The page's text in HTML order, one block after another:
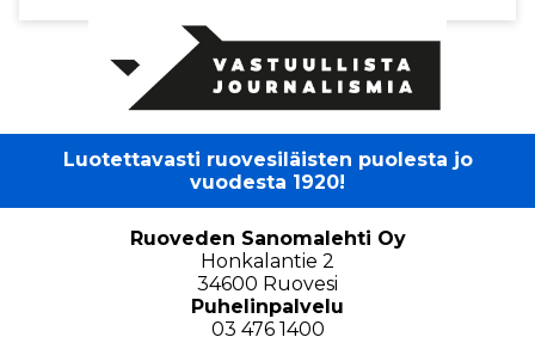
Luotettavasti ruovesiläisten puolesta jo
vuodesta 1920!
Ruoveden Sanomalehti Oy
Honkalantie 2
34600 Ruovesi
Puhelinpalvelu
03 476 1400